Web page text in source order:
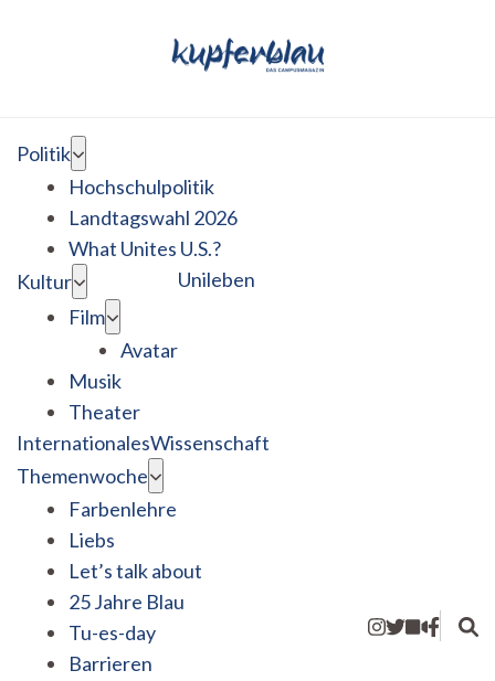
Politik
Hochschulpolitik
Landtagswahl 2026
What Unites U.S.?
Kultur
Film
Avatar
Musik
Theater
Unileben
InternationalesWissenschaft
Themenwoche
Farbenlehre
Liebs
Let’s talk about
25 Jahre Blau
Tu-es-day
Barrieren